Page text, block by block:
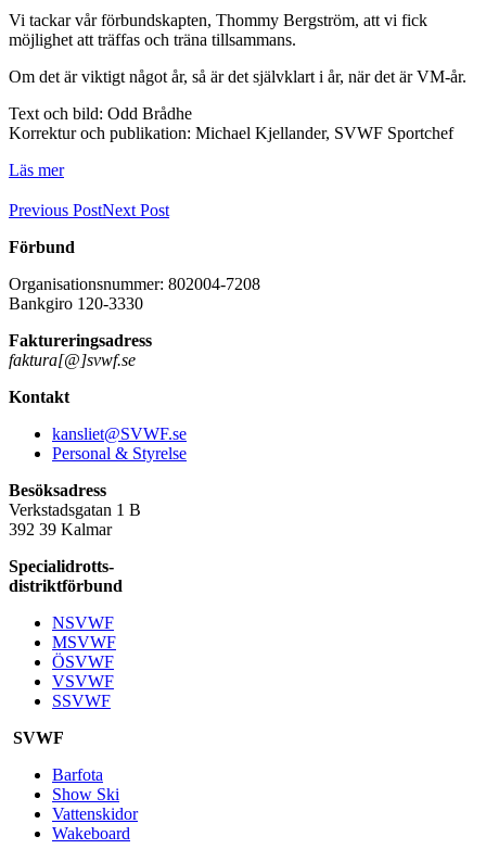
Vi tackar vår förbundskapten, Thommy Bergström, att vi fick
möjlighet att träffas och träna tillsammans.
Om det är viktigt något år, så är det självklart i år, när det är VM-år.
Text och bild: Odd Brådhe
Korrektur och publikation: Michael Kjellander, SVWF Sportchef
Läs mer
Previous PostNext Post
Förbund
Organisationsnummer: 802004-7208
Bankgiro 120-3330
Faktureringsadress
faktura[@]svwf.se
Kontakt
kansliet@SVWF.se
Personal & Styrelse
Besöksadress
Verkstadsgatan 1 B
392 39 Kalmar
Specialidrotts-
distriktförbund
NSVWF
MSVWF
ÖSVWF
VSVWF
SSVWF
SVWF
Barfota
Show Ski
Vattenskidor
Wakeboard